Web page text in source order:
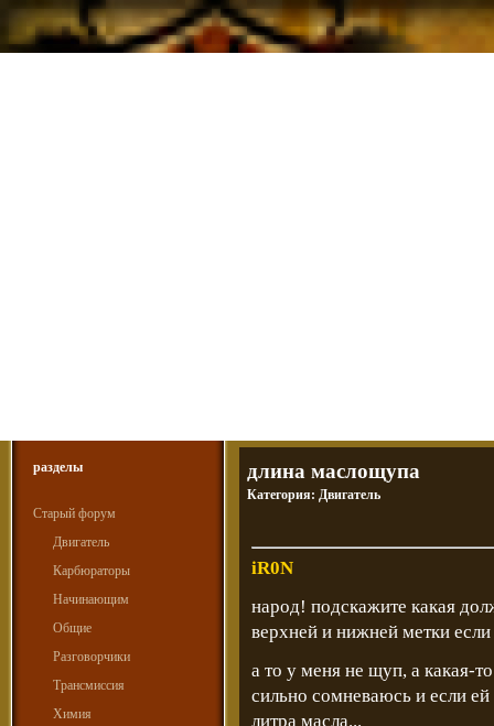
разделы
Старый форум
Двигатель
Карбюраторы
Начинающим
Общие
Разговорчики
Трансмиссия
Химия
длина маслощупа
Категория: Двигатель
iR0N
народ! подскажите какая
верхней и нижней метки
а то у меня не щуп, а какая-
сильно сомневаюсь и если ей
литра масла...